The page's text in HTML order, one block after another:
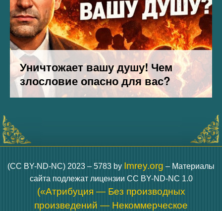
(CC BY-ND-NC) 2023 – 5783 by Imrey.org – Материалы
сайта подлежат лицензии CC BY-ND-NC 1.0
(«Атрибуция — Без производных
произведений — Некоммерческое